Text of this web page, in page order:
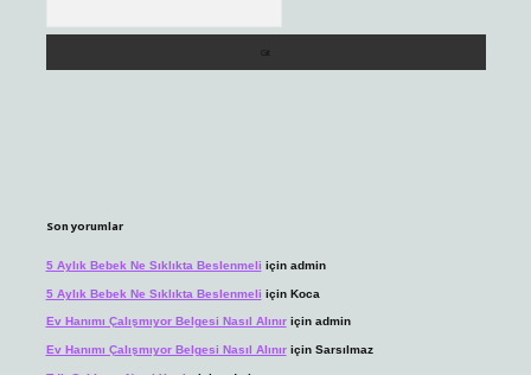
Son yorumlar
5 Aylık Bebek Ne Sıklıkta Beslenmeli için admin
5 Aylık Bebek Ne Sıklıkta Beslenmeli için Koca
Ev Hanımı Çalışmıyor Belgesi Nasıl Alınıriçin admin
Ev Hanımı Çalışmıyor Belgesi Nasıl Alınıriçin Sarsılmaz